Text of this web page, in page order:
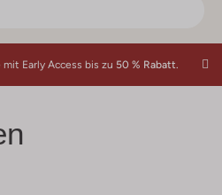
Early Access bis zu 50 % Rabatt.